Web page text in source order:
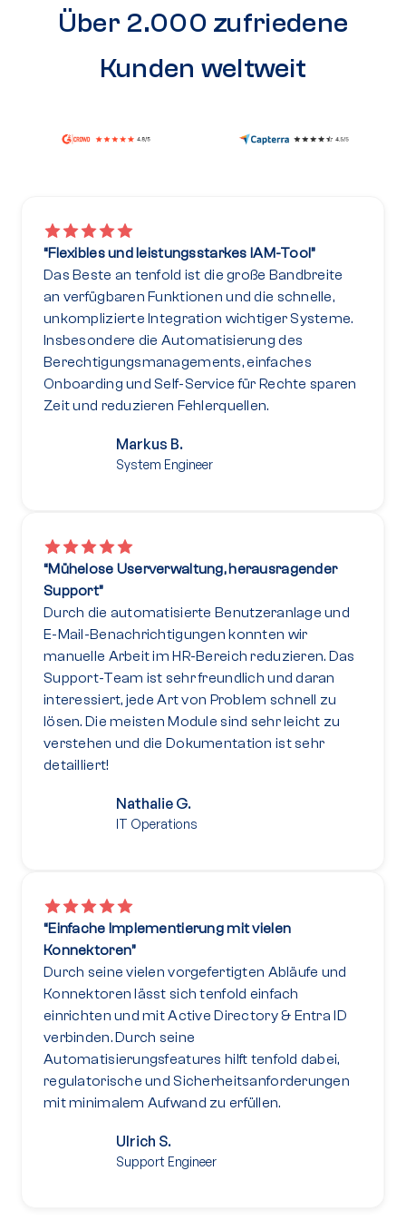
Über 2.000 zufriedene
Kunden weltweit
“Flexibles und leistungsstarkes IAM-Tool”
Das Beste an tenfold ist die große Bandbreite
an verfügbaren Funktionen und die schnelle,
unkomplizierte Integration wichtiger Systeme.
Insbesondere die Automatisierung des
Berechtigungsmanagements, einfaches
Onboarding und Self-Service für Rechte sparen
Zeit und reduzieren Fehlerquellen.
Markus B.
System Engineer
“Mühelose Userverwaltung, herausragender
Support”
Durch die automatisierte Benutzeranlage und
E-Mail-Benachrichtigungen konnten wir
manuelle Arbeit im HR-Bereich reduzieren. Das
Support-Team ist sehr freundlich und daran
interessiert, jede Art von Problem schnell zu
lösen. Die meisten Module sind sehr leicht zu
verstehen und die Dokumentation ist sehr
detailliert!
Nathalie G.
IT Operations
“Einfache Implementierung mit vielen
Konnektoren”
Durch seine vielen vorgefertigten Abläufe und
Konnektoren lässt sich tenfold einfach
einrichten und mit Active Directory & Entra ID
verbinden. Durch seine
Automatisierungsfeatures hilft tenfold dabei,
regulatorische und Sicherheitsanforderungen
mit minimalem Aufwand zu erfüllen.
Ulrich S.
Support Engineer